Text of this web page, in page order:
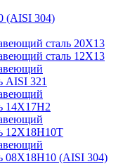
(AISI 304)
сталь 20Х13
сталь 12Х13
AISI 321
14Х17Н2
12Х18Н10Т
08Х18Н10 (AISI 304)